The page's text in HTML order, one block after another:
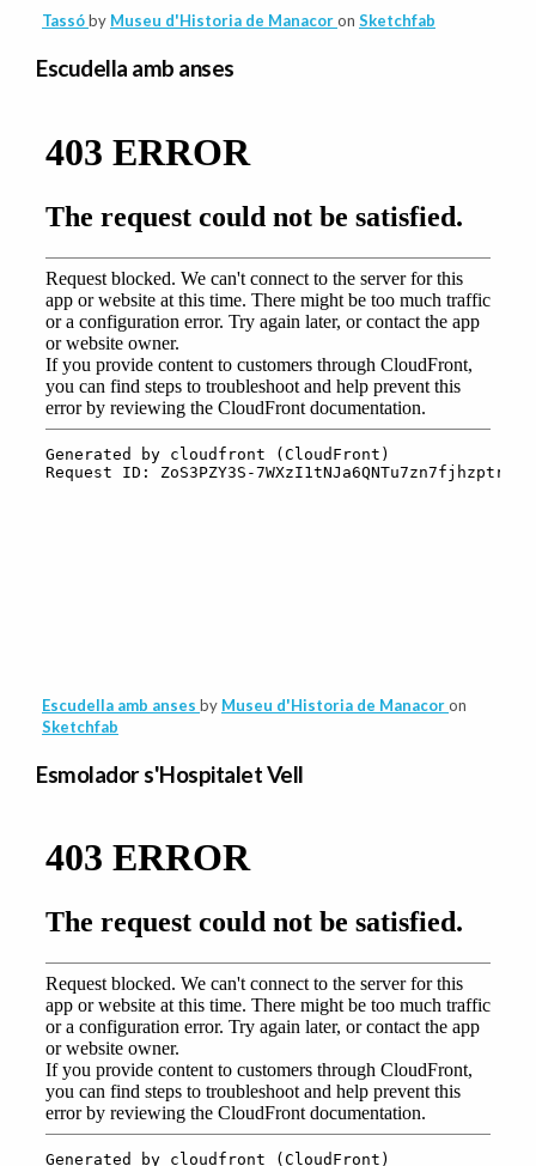
Tassóby Museu d'Historia de Manacoron Sketchfab
Escudella amb anses
Escudella amb anses by Museu d'Historia de Manacoron
Sketchfab
Esmolador s'Hospitalet Vell